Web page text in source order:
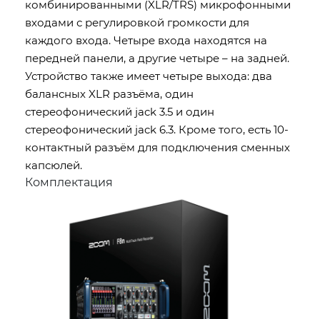
комбинированными (XLR/TRS) микрофонными
входами с регулировкой громкости для
каждого входа. Четыре входа находятся на
передней панели, а другие четыре – на задней.
Устройство также имеет четыре выхода: два
балансных XLR разъёма, один
стереофонический jack 3.5 и один
стереофонический jack 6.3. Кроме того, есть 10-
контактный разъём для подключения сменных
капсюлей.
Комплектация